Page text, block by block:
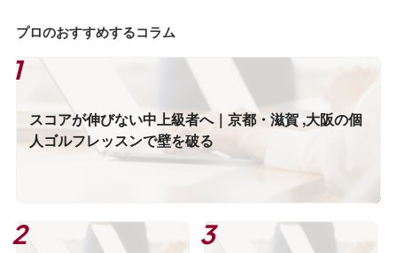
プロのおすすめするコラム
スコアが伸びない中上級者へ｜京都・滋賀 ,大阪の個
人ゴルフレッスンで壁を破る